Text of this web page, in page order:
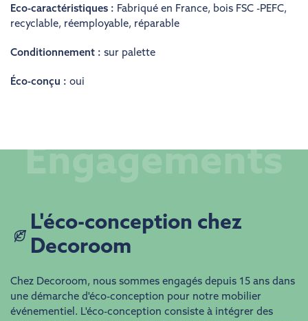
Eco-caractéristiques : Fabriqué en France, bois FSC -PEFC,
recyclable, réemployable, réparable
Conditionnement : sur palette
Éco-conçu : oui
​​L'éco-conception chez
Decoroom
Chez Decoroom, nous sommes engagés depuis 15 ans dans
une démarche d'éco-conception pour notre mobilier
événementiel. L'éco-conception consiste à intégrer des